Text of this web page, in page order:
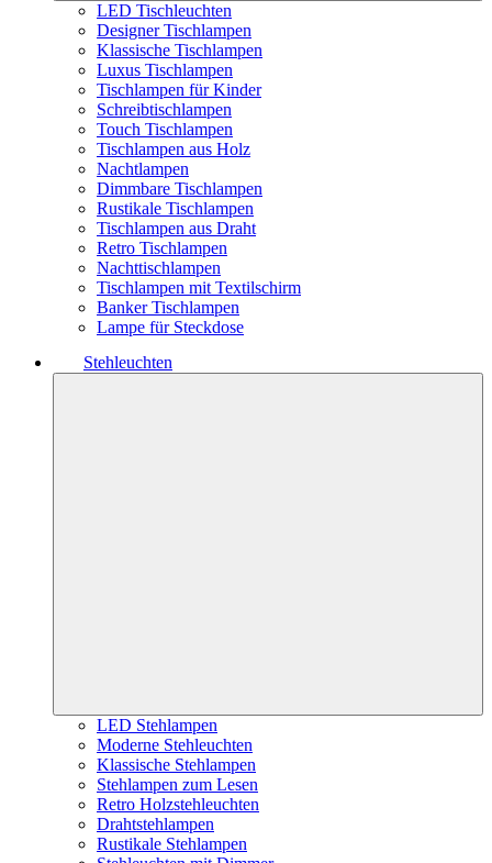
LED Tischleuchten
Designer Tischlampen
Klassische Tischlampen
Luxus Tischlampen
Tischlampen für Kinder
Schreibtischlampen
Touch Tischlampen
Tischlampen aus Holz
Nachtlampen
Dimmbare Tischlampen
Rustikale Tischlampen
Tischlampen aus Draht
Retro Tischlampen
Nachttischlampen
Tischlampen mit Textilschirm
Banker Tischlampen
Lampe für Steckdose
Stehleuchten
LED Stehlampen
Moderne Stehleuchten
Klassische Stehlampen
Stehlampen zum Lesen
Retro Holzstehleuchten
Drahtstehlampen
Rustikale Stehlampen